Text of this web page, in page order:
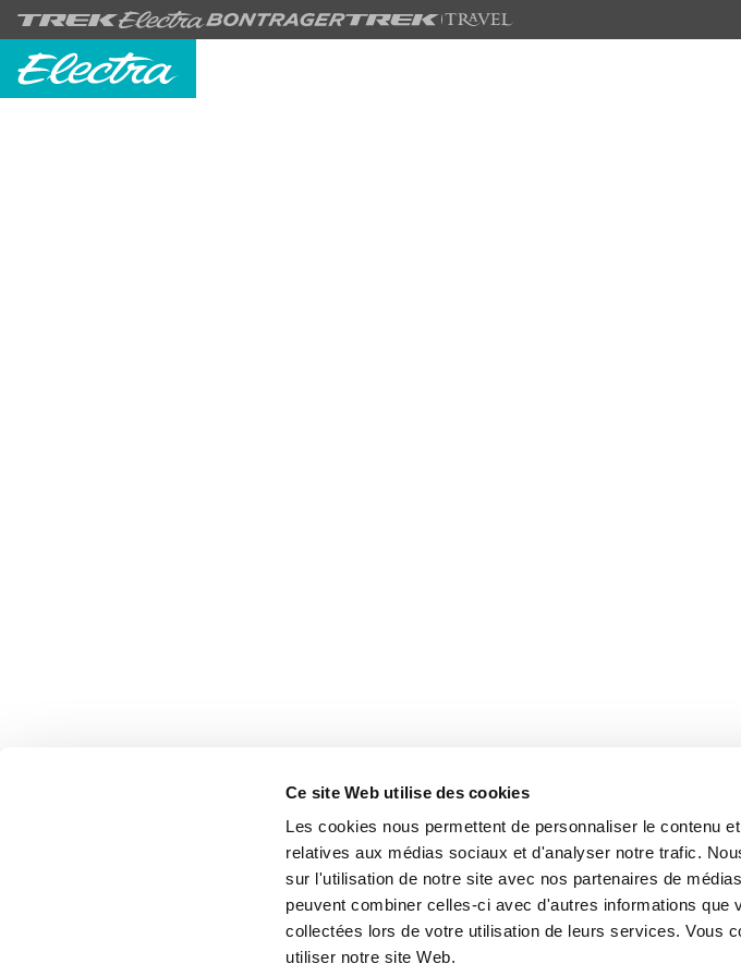
Ce site Web utilise des cookies
Les cookies nous permettent de personnaliser le contenu
relatives aux médias sociaux et d'analyser notre trafic.
sur l'utilisation de notre site avec nos partenaires de
peuvent combiner celles-ci avec d'autres informations que
collectées lors de votre utilisation de leurs services. Vous
utiliser notre site Web.